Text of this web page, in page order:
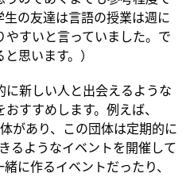
の友達は言語の授業は週に
すいと言っていました。で
思います。）
新しい人と出会えるような
すすめします。例えば、
があり、この団体は定期的に
るようなイベントを開催して
に作るイベントだったり、